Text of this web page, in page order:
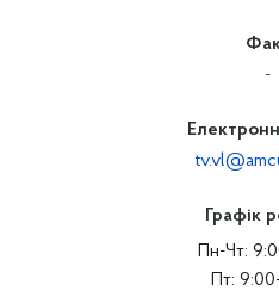
-
Графік
Пн-Чт:
Пт: